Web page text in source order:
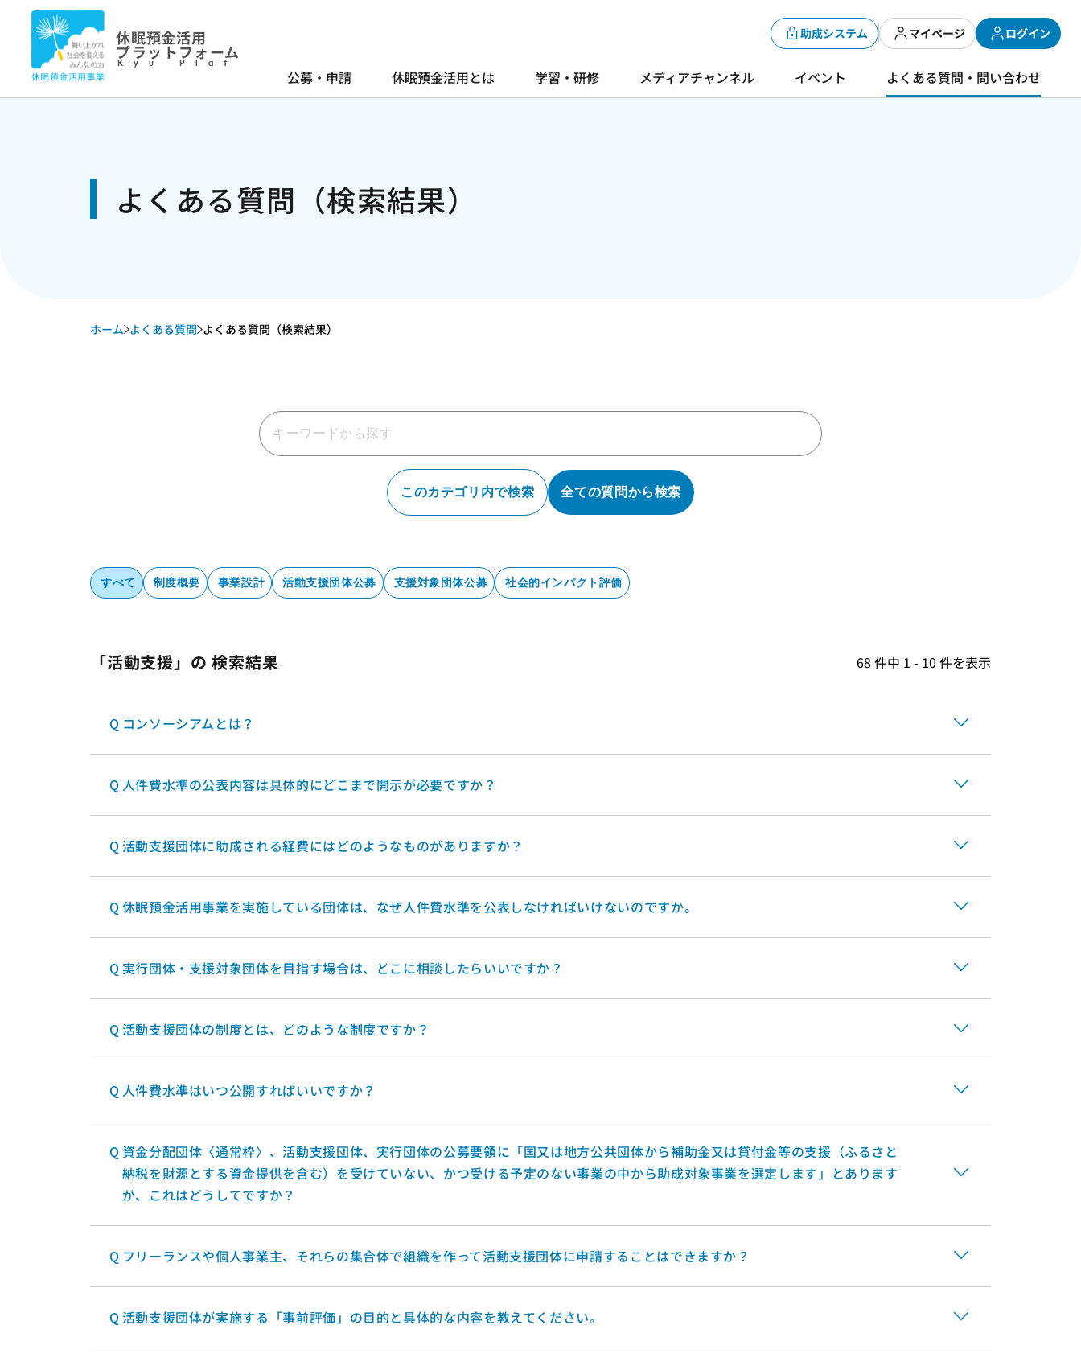
休眠預金活用
プラットフォーム
Kyu-Plat
助成システム マイページ ログイン
公募・申請 休眠預金活用とは 学習・研修 メディアチャンネル イベント よくある質問・問い合わせ
よくある質問（検索結果）
ホーム よくある質問 よくある質問（検索結果）
このカテゴリ内で検索 全ての質問から検索
すべて 制度概要 事業設計 活動支援団体公募 支援対象団体公募 社会的インパクト評価
「活動支援」の 検索結果 68 件中 1 - 10 件を表示
Q コンソーシアムとは？
Q 人件費水準の公表内容は具体的にどこまで開示が必要ですか？
Q活動支援団体に助成される経費にはどのようなものがありますか？
Q休眠預金活用事業を実施している団体は、なぜ人件費水準を公表しなければいけないのですか。
Q 実行団体・支援対象団体を目指す場合は、どこに相談したらいいですか？
Q活動支援団体の制度とは、どのような制度ですか？
Q 人件費水準はいつ公開すればいいですか？
Q資金分配団体〈通常枠〉、活動支援団体、実行団体の公募要領に「国又は地方公共団体から補助金又は貸付金等の支援（ふるさと
納税を財源とする資金提供を含む）を受けていない、かつ受ける予定のない事業の中から助成対象事業を選定します」とあります
が、これはどうしてですか？
Q フリーランスや個人事業主、それらの集合体で組織を作って活動支援団体に申請することはできますか？
Q活動支援団体が実施する「事前評価」の目的と具体的な内容を教えてください。